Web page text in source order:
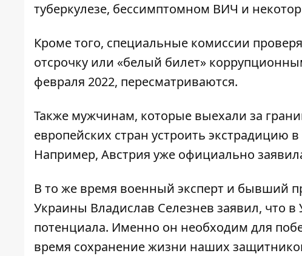
туберкулезе, бессимптомном ВИЧ и
Кроме того, специальные комиссии
отсрочку или «белый билет»
февраля 2022, пересматриваются.
Также мужчинам, которые выехали за
европейских стран устроить экстрадицию в
Например, Австрия уже официально
В то же время военный эксперт и бывший
Украины Владислав Селезнев заявил, что в
потенциала. Именно он необходим для
время сохранение жизни наших